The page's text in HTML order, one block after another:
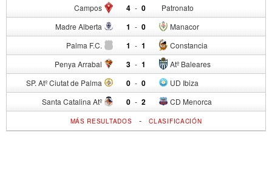
Campos 4 - Patronato
0
Madre Alberta 1 - Manacor
0
Palma F.C. 1 - Constancia
1
Penya Arrabal 3 - Atº Baleares
1
SP. Atº Ciutat de Palma 0 - UD Ibiza
0
Santa Catalina Atº 0 - CD Menorca
2
MÁS RESULTADOS -CLASIFICACIÓN